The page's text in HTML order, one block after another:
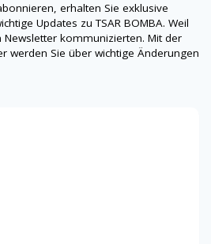
erhalten Sie exklusive
Updates zu TSAR BOMBA. Weil
Newsletter kommunizierten. Mit der
werden Sie über wichtige Änderungen